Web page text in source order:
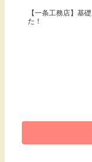
【一条工務店】基
た！